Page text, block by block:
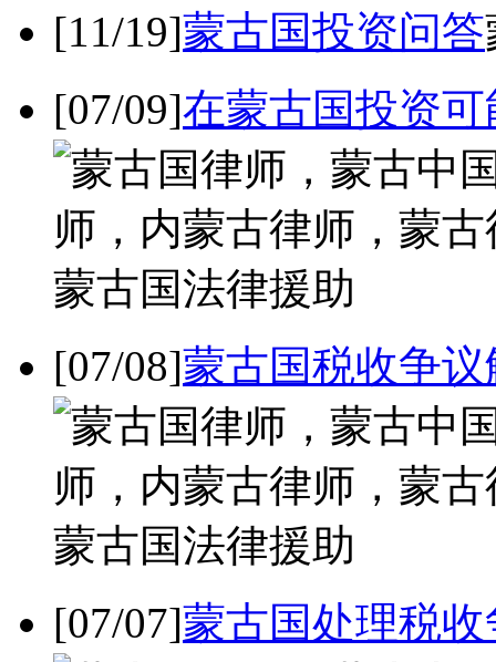
[11/19]蒙古国投资问答
[07/09]在蒙古国投资
[07/08]蒙古国税收争
[07/07]蒙古国处理税